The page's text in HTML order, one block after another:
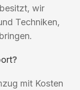
wir
Techniken,
?
mit Kosten